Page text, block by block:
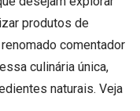
produtos de
renomado comentador
culinária única,
naturais. Veja